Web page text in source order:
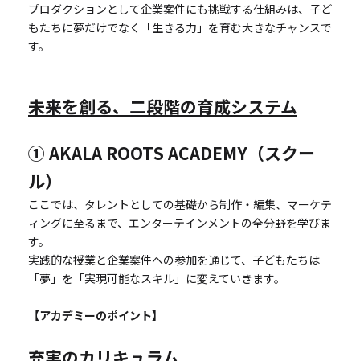
プロダクションとして企業案件にも挑戦する仕組みは、子ど
もたちに夢だけでなく「生きる力」を育む大きなチャンスで
す。
未来を創る、二段階の育成システム
① AKALA ROOTS ACADEMY（スクー
ル）
ここでは、タレントとしての基礎から制作・編集、マーケテ
ィングに至るまで、エンターテインメントの全分野を学びま
す。
実践的な授業と企業案件への参加を通じて、子どもたちは
「夢」を「実現可能なスキル」に変えていきます。
【アカデミーのポイント】